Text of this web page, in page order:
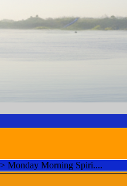
> Monday Morning Spiri....